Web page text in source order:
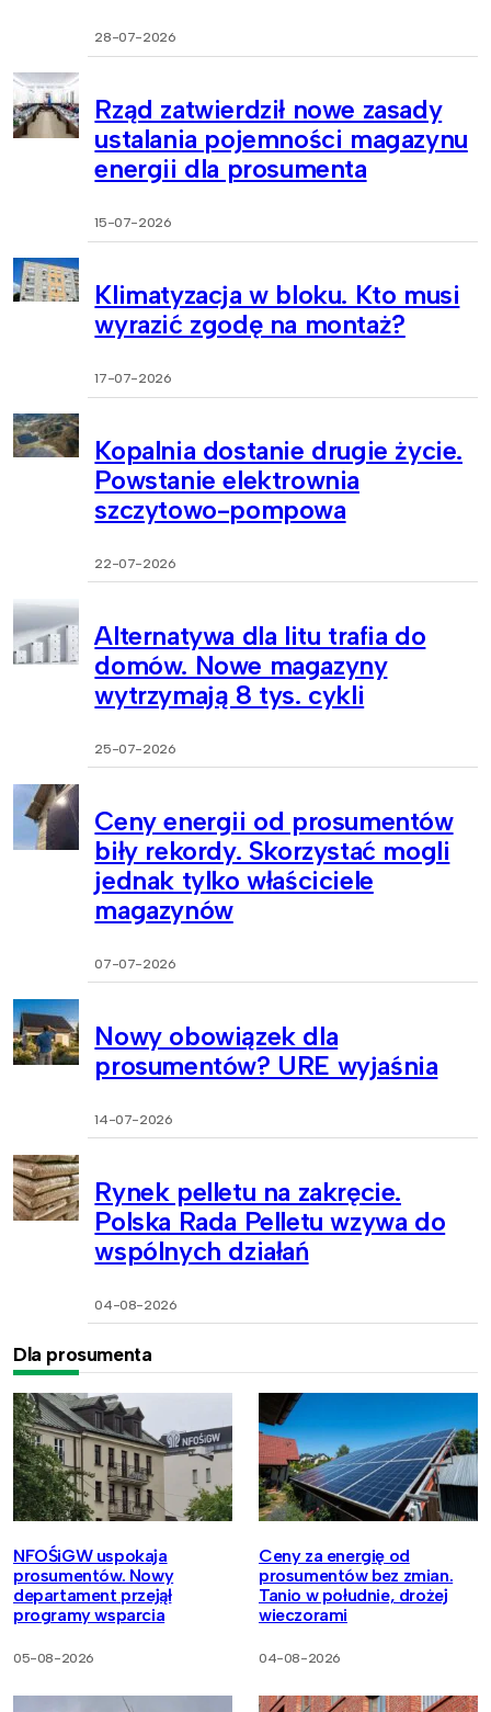
28-07-2026
Rząd zatwierdził nowe zasady
ustalania pojemności magazynu
energii dla prosumenta
15-07-2026
Klimatyzacja w bloku. Kto musi
wyrazić zgodę na montaż?
17-07-2026
Kopalnia dostanie drugie życie.
Powstanie elektrownia
szczytowo-pompowa
22-07-2026
Alternatywa dla litu trafia do
domów. Nowe magazyny
wytrzymają 8 tys. cykli
25-07-2026
Ceny energii od prosumentów
biły rekordy. Skorzystać mogli
jednak tylko właściciele
magazynów
07-07-2026
Nowy obowiązek dla
prosumentów? URE wyjaśnia
14-07-2026
Rynek pelletu na zakręcie.
Polska Rada Pelletu wzywa do
wspólnych działań
04-08-2026
Dla prosumenta
NFOŚiGW uspokaja
prosumentów. Nowy
departament przejął
programy wsparcia
05-08-2026
Ceny za energię od
prosumentów bez zmian.
Tanio w południe, drożej
wieczorami
04-08-2026